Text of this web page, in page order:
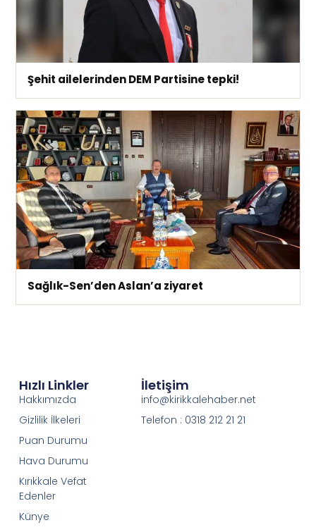
Şehit ailelerinden DEM Partisine tepki!
Sağlık-Sen’den Aslan’a ziyaret
Hızlı Linkler
Hakkımızda
Gizlilik İlkeleri
Puan Durumu
Hava Durumu
Kırıkkale Vefat
Edenler
Künye
İletişim
info@kirikkalehaber.net
Telefon : 0318 212 21 21